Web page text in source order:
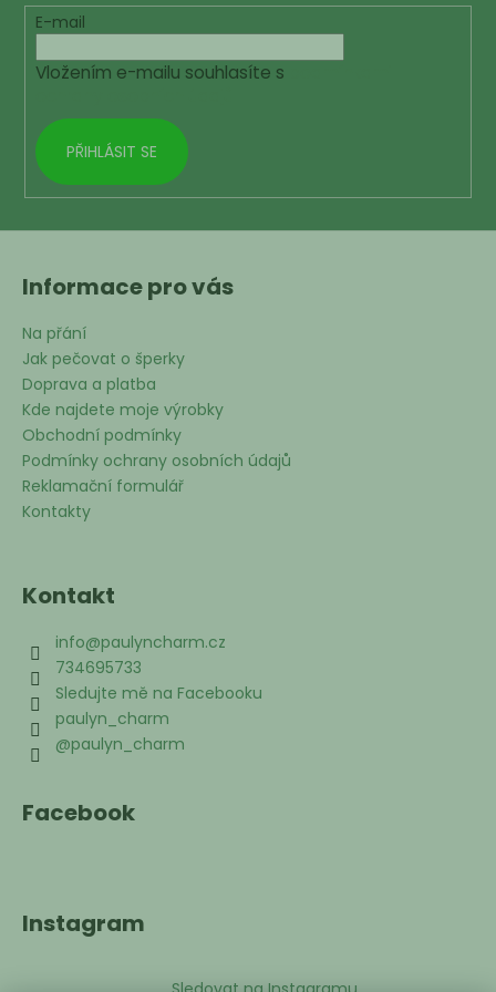
E-mail
Vložením e-mailu souhlasíte s
PŘIHLÁSIT SE
Informace pro vás
Na přání
Jak pečovat o šperky
Doprava a platba
Kde najdete moje výrobky
Obchodní podmínky
Podmínky ochrany osobních údajů
Reklamační formulář
Kontakty
Kontakt
info@paulyncharm.cz
734695733
Sledujte mě na Facebooku
paulyn_charm
@paulyn_charm
Facebook
Instagram